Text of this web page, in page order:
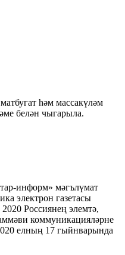
һәм массакүләм
белән чыгарыла.
информ» мәгълүмат
электрон газетасы
Россиянең элемтә,
коммуникацияләрне
елның 17 гыйнварында